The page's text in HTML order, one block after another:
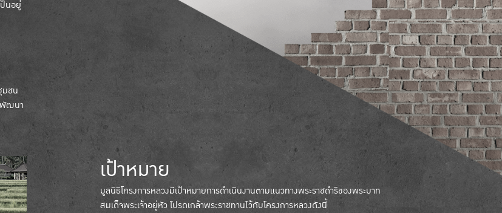
นอยู่
มชน
พัฒนา
เป้าหมาย
มูลนิธิโครงการหลวงมีเป้าหมายการดำเนินงานตามแนวทางพระราชดำริของพระบาท
สมเด็จพระเจ้าอยู่หัว โปรดเกล้าพระราชทานไว้กับโครงการหลวงดังนี้